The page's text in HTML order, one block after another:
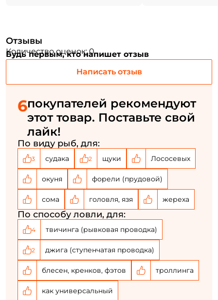
Отзывы
Количество оценок: 0
Будь первым, кто напишет отзыв
Написать отзыв
6покупателей рекомендуют
этот товар. Поставьте свой
лайк!
По виду рыб, для:
3 судака 2 щуки Лососевых
окуня форели (прудовой)
сома головля, язя жереха
По способу ловли, для:
4 твичинга (рывковая проводка)
2 джига (ступенчатая проводка)
блесен, кренков, фэтов троллинга
как универсальный
Придумайте пароль: *
Повторите пароль: *
Заполняя данную форму вы соглашаетесь на обработку
персональных данных
У меня уже есть аккаунт